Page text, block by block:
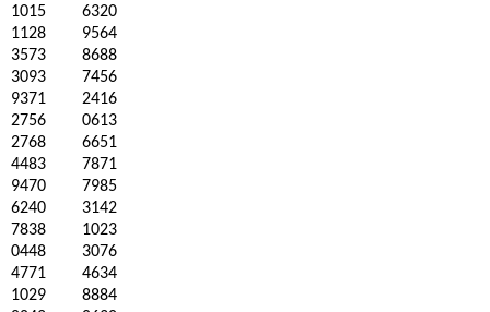
1015
6320
1128
9564
3573
8688
3093
7456
9371
2416
2756
0613
2768
6651
4483
7871
9470
7985
6240
3142
7838
1023
0448
3076
4771
4634
1029
8884